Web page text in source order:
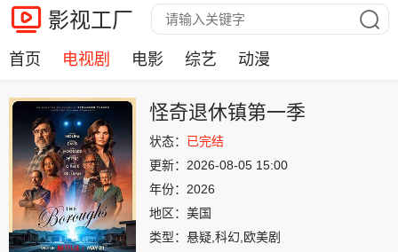
影视工厂
首页 电视剧 电影 综艺 动漫
怪奇退休镇第一季
状态： 已完结
更新： 2026-08-05 15:00
年份： 2026
地区： 美国
类型： 悬疑,科幻,欧美剧